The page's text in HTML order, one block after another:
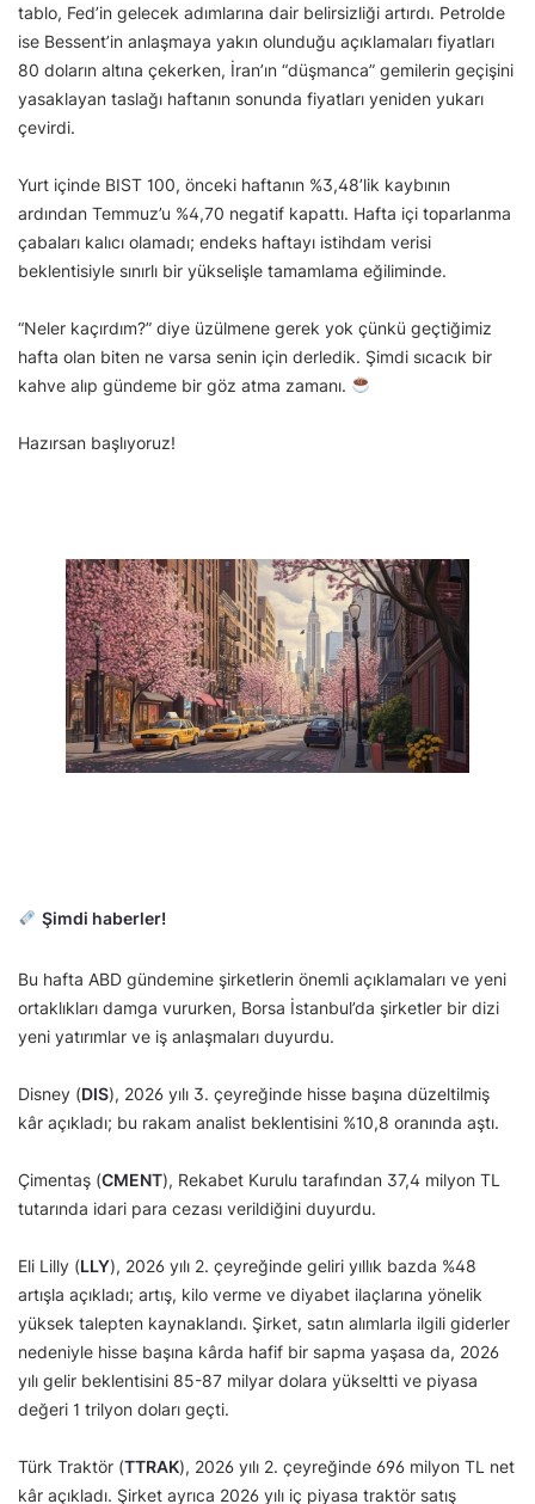
tablo, Fed’in gelecek adımlarına dair belirsizliği artırdı. Petrolde
ise Bessent’in anlaşmaya yakın olunduğu açıklamaları fiyatları
80 doların altına çekerken, İran’ın “düşmanca” gemilerin geçişini
yasaklayan taslağı haftanın sonunda fiyatları yeniden yukarı
çevirdi.
Yurt içinde BIST 100, önceki haftanın %3,48’lik kaybının
ardından Temmuz’u %4,70 negatif kapattı. Hafta içi toparlanma
çabaları kalıcı olamadı; endeks haftayı istihdam verisi
beklentisiyle sınırlı bir yükselişle tamamlama eğiliminde.
“Neler kaçırdım?” diye üzülmene gerek yok çünkü geçtiğimiz
hafta olan biten ne varsa senin için derledik. Şimdi sıcacık bir
kahve alıp gündeme bir göz atma zamanı.
Hazırsan başlıyoruz!
Şimdi haberler!
Bu hafta ABD gündemine şirketlerin önemli açıklamaları ve yeni
ortaklıkları damga vururken, Borsa İstanbul’da şirketler bir dizi
yeni yatırımlar ve iş anlaşmaları duyurdu.
Disney (DIS), 2026 yılı 3. çeyreğinde hisse başına düzeltilmiş
kâr açıkladı; bu rakam analist beklentisini %10,8 oranında aştı.
Çimentaş (CMENT), Rekabet Kurulu tarafından 37,4 milyon TL
tutarında idari para cezası verildiğini duyurdu.
Eli Lilly (LLY), 2026 yılı 2. çeyreğinde geliri yıllık bazda %48
artışla açıkladı; artış, kilo verme ve diyabet ilaçlarına yönelik
yüksek talepten kaynaklandı. Şirket, satın alımlarla ilgili giderler
nedeniyle hisse başına kârda hafif bir sapma yaşasa da, 2026
yılı gelir beklentisini 85-87 milyar dolara yükseltti ve piyasa
değeri 1 trilyon doları geçti.
Türk Traktör (TTRAK), 2026 yılı 2. çeyreğinde 696 milyon TL net
kâr açıkladı. Şirket ayrıca 2026 yılı iç piyasa traktör satış